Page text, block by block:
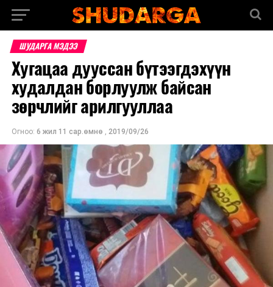
ШУДАРГА МЭДЭЭ
Хугацаа дууссан бүтээгдэхүүн
худалдан борлуулж байсан
зөрчлийг арилгууллаа
Огноо: 6 жил 11 сар.өмнө , 2019/09/26